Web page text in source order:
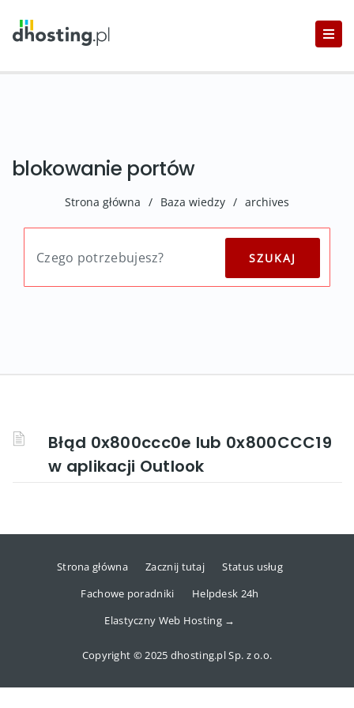
blokowanie portów
Strona główna / Baza wiedzy / archives
Błąd 0x800ccc0e lub 0x800CCC19
w aplikacji Outlook
Strona główna Zacznij tutaj
Status usług
Fachowe poradniki
Helpdesk 24h
Elastyczny Web Hosting →
Copyright © 2025 dhosting.pl Sp. z o.o.